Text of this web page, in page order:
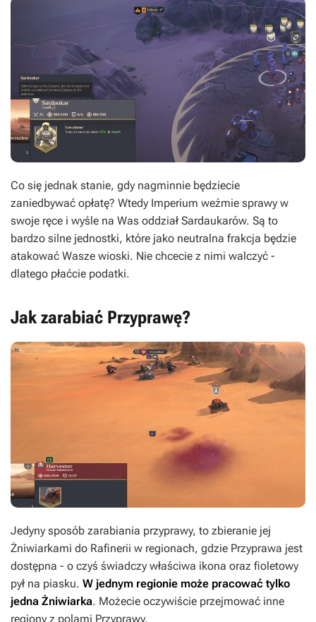
Co się jednak stanie, gdy nagminnie będziecie
zaniedbywać opłatę? Wtedy Imperium weźmie sprawy w
swoje ręce i wyśle na Was oddział Sardaukarów. Są to
bardzo silne jednostki, które jako neutralna frakcja będzie
atakować Wasze wioski. Nie chcecie z nimi walczyć -
dlatego płaćcie podatki.
Jak zarabiać Przyprawę?
Jedyny sposób zarabiania przyprawy, to zbieranie jej
Żniwiarkami do Rafinerii w regionach, gdzie Przyprawa jest
dostępna - o czyś świadczy właściwa ikona oraz fioletowy
pył na piasku. W jednym regionie może pracować tylko
jedna Żniwiarka. Możecie oczywiście przejmować inne
regiony z polami Przyprawy.